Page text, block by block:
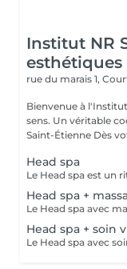
Institut NR
rue du marais 1,
Bienvenue à l'Institut NR Un lieu où le bien-être
sens. Un véritable cocon de douceur niché au coeur de Court-
Saint-Étienne
Head spa
Head spa +
Head spa + soin